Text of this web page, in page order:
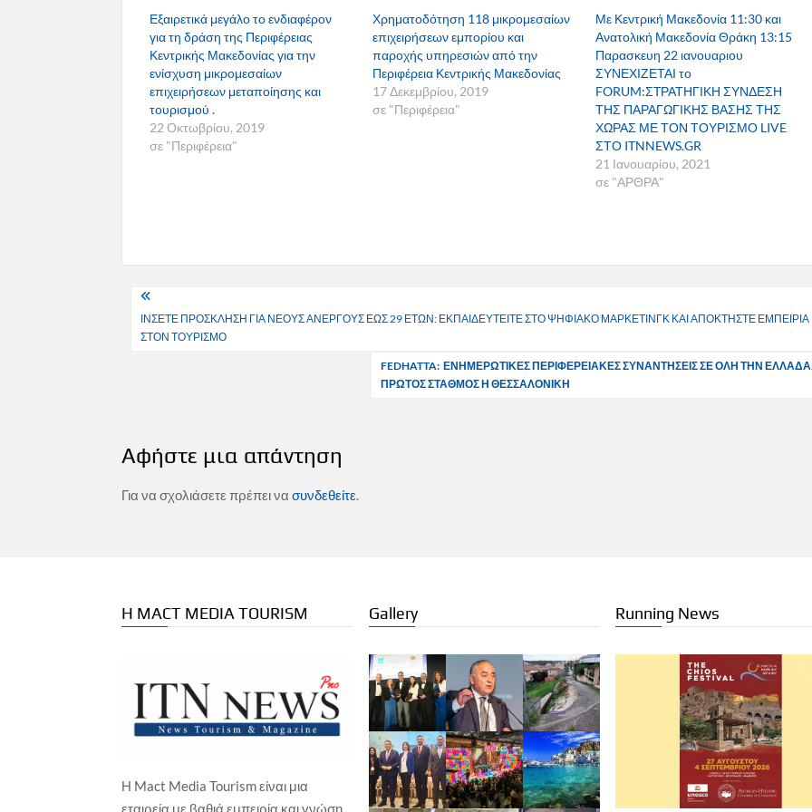
Εξαιρετικά μεγάλο το ενδιαφέρον
για τη δράση της Περιφέρειας
Κεντρικής Μακεδονίας για την
ενίσχυση μικρομεσαίων
επιχειρήσεων μεταποίησης και
τουρισμού .
22 Οκτωβρίου, 2019
σε "Περιφέρεια"
Χρηματοδότηση 118 μικρομεσαίων
επιχειρήσεων εμπορίου και
παροχής υπηρεσιών από την
Περιφέρεια Κεντρικής Μακεδονίας
17 Δεκεμβρίου, 2019
σε "Περιφέρεια"
Με Κεντρική Μακεδονία 11:30 και
Ανατολική Μακεδονία Θράκη 13:15
Παρασκευη 22 ιανουαριου
ΣΥΝΕΧΙΖΕΤΑΙ το
FORUM:ΣTΡΑΤΗΓΙΚΗ ΣΥΝΔΕΣΗ
ΤΗΣ ΠΑΡΑΓΩΓΙΚΗΣ ΒΑΣΗΣ ΤΗΣ
ΧΩΡΑΣ ΜΕ ΤΟΝ ΤΟΥΡΙΣΜΟ LIVE
ΣΤΟ ITNNEWS.GR
21 Ιανουαρίου, 2021
σε "ΑΡΘΡΑ"
Πλοήγηση
άρθρων
ΙΝΣΕΤΕ ΠΡΟΣΚΛΗΣΗ ΓΙΑ ΝΕΟΥΣ ΑΝΕΡΓΟΥΣ ΕΩΣ 29 ΕΤΩΝ: ΕΚΠΑΙΔΕΥΤΕΙΤΕ ΣΤΟ ΨΗΦΙΑΚΟ ΜΑΡΚΕΤΙΝΓΚ ΚΑΙ ΑΠΟΚΤΗΣΤΕ ΕΜΠΕΙΡΙΑ
ΣΤΟΝ ΤΟΥΡΙΣΜΟ
FEDHATTA: ΕΝΗΜΕΡΩΤΙΚΕΣ ΠΕΡΙΦΕΡΕΙΑΚΕΣ ΣΥΝΑΝΤΗΣΕΙΣ ΣΕ ΟΛΗ ΤΗΝ
ΠΡΩΤΟΣ ΣΤΑΘΜΟΣ Η ΘΕΣΣΑΛΟΝΙΚΗ
Αφήστε μια απάντηση
Για να σχολιάσετε πρέπει νασυνδεθείτε.
Η MACT MEDIA TOURISM
Η Mact Media Tourism είναι μια
εταιρεία με βαθιά εμπειρία και γνώση
Gallery Running News
ΕΠΙΧΕΙΡΗΣΕΙΣ ΞΕΝΟΔΟΧΕΙΑ